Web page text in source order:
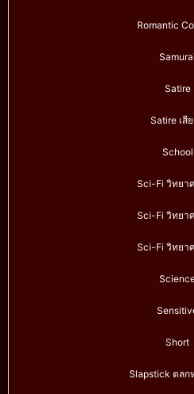
Romantic
Samurai
Satire
Satire เสี
School
Sci-Fi วิทยา
Sci-Fi วิทยา
Sci-Fi วิทยา
Short
Slapstick ตลก